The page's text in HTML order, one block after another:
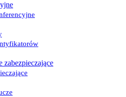
zabezpieczające